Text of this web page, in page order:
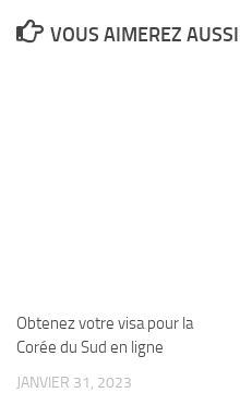
VOUS AIMEREZ
Obtenez votre visa pour la
Corée du Sud en ligne
JANVIER 31, 2023